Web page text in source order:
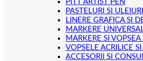
PITT ARTIST PEN
PASTELURI SI ULEIURI
LINERE GRAFICA SI
MARKERE
MARKERE SI
VOPSELE ACRILICE SI
ACCESORII SI